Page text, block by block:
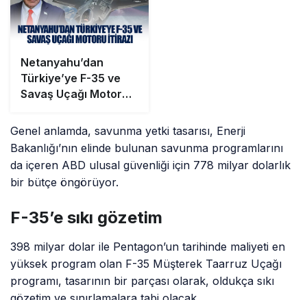
Netanyahu’dan
Türkiye’ye F-35 ve
Savaş Uçağı Motoru
Genel anlamda, savunma yetki tasarısı, Enerji
Bakanlığı’nın elinde bulunan savunma programlarını
da içeren ABD ulusal güvenliği için 778 milyar dolarlık
bir bütçe öngörüyor.
F-35’e sıkı gözetim
398 milyar dolar ile Pentagon’un tarihinde maliyeti en
yüksek program olan F-35 Müşterek Taarruz Uçağı
programı, tasarının bir parçası olarak, oldukça sıkı